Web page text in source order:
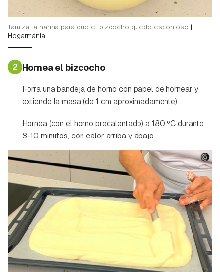
Tamiza la harina para que el bizcocho quede esponjoso |
Hogarmania
2 Hornea el bizcocho
Forra una bandeja de horno con papel de hornear y
extiende la masa (de 1 cm aproximadamente).
Hornea (con el horno precalentado) a 180 ºC durante
8-10 minutos, con calor arriba y abajo.